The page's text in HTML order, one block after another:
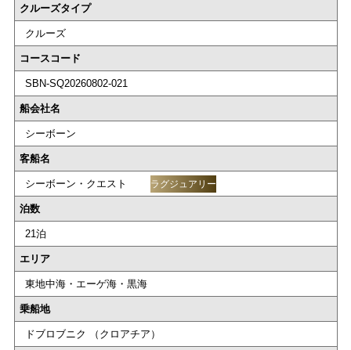
クルーズタイプ
クルーズ
コースコード
SBN-SQ20260802-021
船会社名
シーボーン
客船名
シーボーン・クエスト ラグジュアリー
泊数
21泊
エリア
東地中海・エーゲ海・黒海
乗船地
ドブロブニク （クロアチア）